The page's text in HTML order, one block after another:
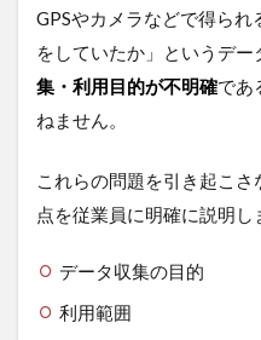
GPSやカメラなどで得ら
をしていたか」というデー
集・利用目的が不明確であ
ねません。
これらの問題を引き起こ
点を従業員に明確に説明し
データ収集の目的
利用範囲